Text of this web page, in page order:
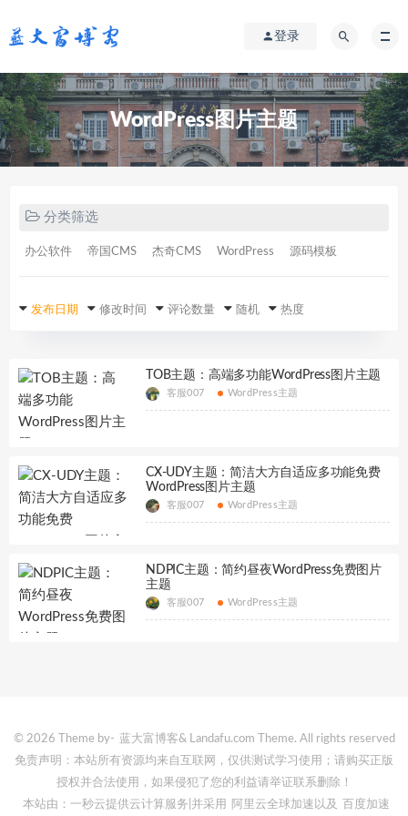
登录
WordPress图片主题
分类筛选
办公软件 帝国CMS 杰奇CMS WordPress 源码模板
发布日期 修改时间 评论数量 随机 热度
TOB主题：高端多功能WordPress图片主题
客服007 WordPress主题
CX-UDY主题：简洁大方自适应多功能免费
WordPress图片主题
客服007 WordPress主题
NDPIC主题：简约昼夜WordPress免费图片
主题
客服007 WordPress主题
© 2026 Theme by- 蓝大富博客& Landafu.com Theme. All rights reserved
免责声明：本站所有资源均来自互联网，仅供测试学习使用；请购买正版
授权并合法使用，如果侵犯了您的利益请举证联系删除！
本站由：一秒云提供云计算服务 |并采用 阿里云全球加速 以及 百度加速